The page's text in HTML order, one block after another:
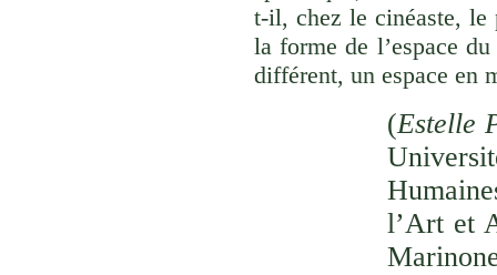
t-il, chez le cinéaste, le
la forme de l’espace
différent, un espace en
(Estelle
l’Art et